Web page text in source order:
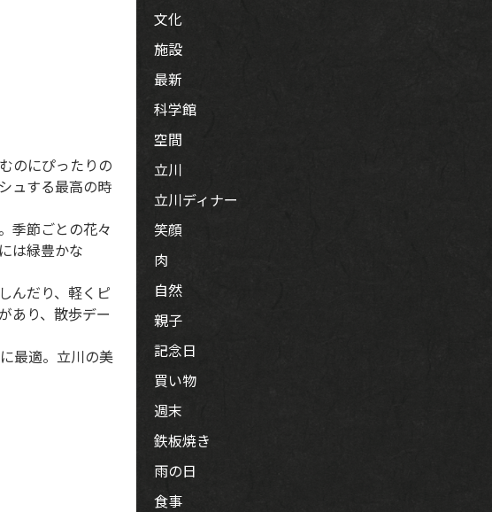
のにぴったりの
ュする最高の時
季節ごとの花々
は緑豊かな
んだり、軽くピ
あり、散歩デー
最適。立川の美
文化
施設
最新
科学館
空間
立川
立川ディナー
笑顔
肉
自然
親子
記念日
買い物
週末
鉄板焼き
雨の日
食事